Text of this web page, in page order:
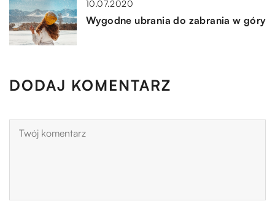
10.07.2020
Wygodne ubrania do zabrania w góry
DODAJ KOMENTARZ